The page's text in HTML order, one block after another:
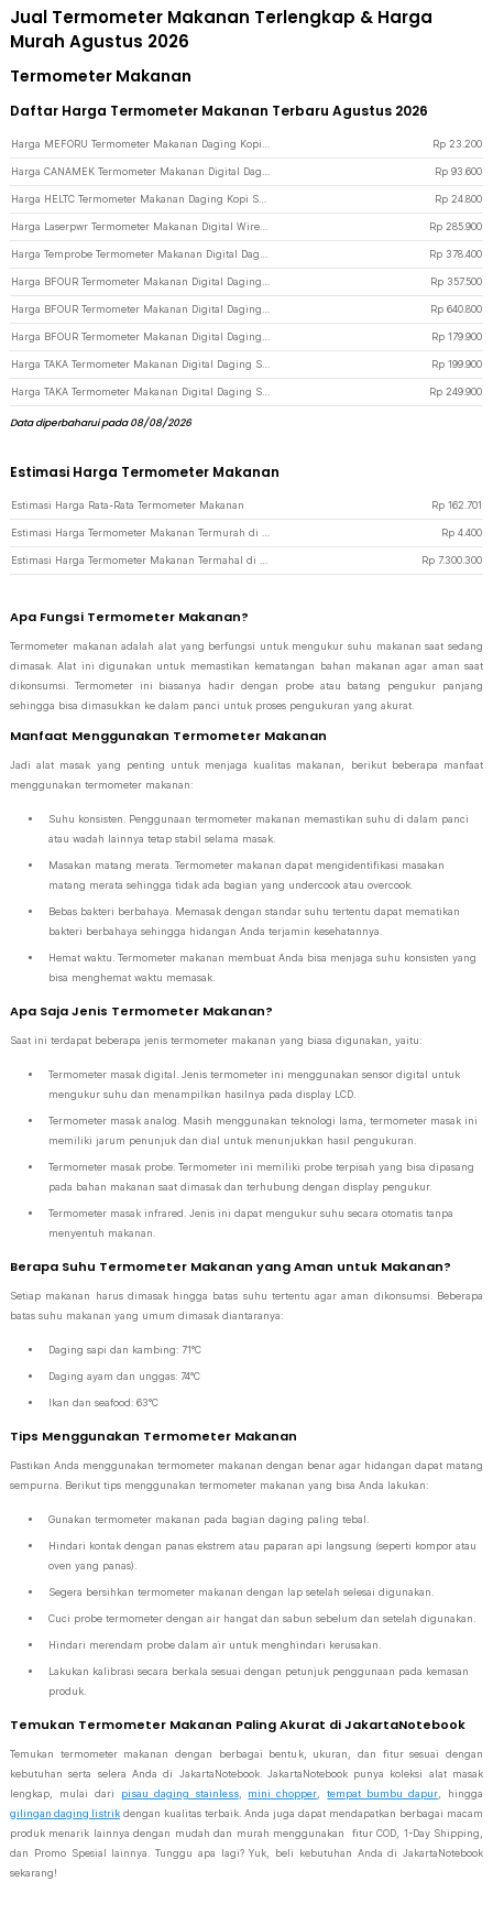
Jual Termometer Makanan Terlengkap & Harga
Murah Agustus 2026
Termometer Makanan
Daftar Harga Termometer Makanan Terbaru Agustus 2026
Rp 23.200
Rp 93.600
Rp 24.800
Rp 285.900
Rp 378.400
Rp 357.500
Rp 640.800
Rp 179.900
Rp 199.900
Rp 249.900
Data diperbaharui pada 08/08/2026
Estimasi Harga Termometer Makanan
Estimasi Harga Rata-Rata Termometer Makanan Rp 162.701
Rp 4.400
Rp 7.300.300
Apa Fungsi Termometer Makanan?
Termometer makanan adalah alat yang berfungsi untuk mengukur suhu makanan saat sedang
dimasak. Alat ini digunakan untuk memastikan kematangan bahan makanan agar aman saat
dikonsumsi. Termometer ini biasanya hadir dengan probe atau batang pengukur panjang
sehingga bisa dimasukkan ke dalam panci untuk proses pengukuran yang akurat.
Manfaat Menggunakan Termometer Makanan
Jadi alat masak yang penting untuk menjaga kualitas makanan, berikut beberapa manfaat
menggunakan termometer makanan:
Suhu konsisten. Penggunaan termometer makanan memastikan suhu di dalam panci
atau wadah lainnya tetap stabil selama masak.
Masakan matang merata. Termometer makanan dapat mengidentifikasi masakan
matang merata sehingga tidak ada bagian yang undercook atau overcook.
Bebas bakteri berbahaya. Memasak dengan standar suhu tertentu dapat mematikan
bakteri berbahaya sehingga hidangan Anda terjamin kesehatannya.
Hemat waktu. Termometer makanan membuat Anda bisa menjaga suhu konsisten yang
bisa menghemat waktu memasak.
Apa Saja Jenis Termometer Makanan?
Saat ini terdapat beberapa jenis termometer makanan yang biasa digunakan, yaitu:
Termometer masak digital. Jenis termometer ini menggunakan sensor digital untuk
mengukur suhu dan menampilkan hasilnya pada display LCD.
Termometer masak analog. Masih menggunakan teknologi lama, termometer masak ini
memiliki jarum penunjuk dan dial untuk menunjukkan hasil pengukuran.
Termometer masak probe. Termometer ini memiliki probe terpisah yang bisa dipasang
pada bahan makanan saat dimasak dan terhubung dengan display pengukur.
Termometer masak infrared. Jenis ini dapat mengukur suhu secara otomatis tanpa
menyentuh makanan.
Berapa Suhu Termometer Makanan yang Aman untuk Makanan?
Setiap makanan harus dimasak hingga batas suhu tertentu agar aman dikonsumsi. Beberapa
batas suhu makanan yang umum dimasak diantaranya:
Daging sapi dan kambing: 71°C
Daging ayam dan unggas: 74°C
Ikan dan seafood: 63°C
Tips Menggunakan Termometer Makanan
Pastikan Anda menggunakan termometer makanan dengan benar agar hidangan dapat matang
sempurna. Berikut tips menggunakan termometer makanan yang bisa Anda lakukan:
Gunakan termometer makanan pada bagian daging paling tebal.
Hindari kontak dengan panas ekstrem atau paparan api langsung (seperti kompor atau
oven yang panas).
Segera bersihkan termometer makanan dengan lap setelah selesai digunakan.
Cuci probe termometer dengan air hangat dan sabun sebelum dan setelah digunakan.
Hindari merendam probe dalam air untuk menghindari kerusakan.
Lakukan kalibrasi secara berkala sesuai dengan petunjuk penggunaan pada kemasan
produk.
Temukan Termometer Makanan Paling Akurat di JakartaNotebook
Temukan termometer makanan dengan berbagai bentuk, ukuran, dan fitur sesuai dengan
kebutuhan serta selera Anda di JakartaNotebook. JakartaNotebook punya koleksi alat masak
lengkap, mulai dari
pisau daging stainless, mini chopper ,tempat bumbu dapur , hingga
gilingan daging listrik dengan kualitas terbaik. Anda juga dapat mendapatkan berbagai macam
produk menarik lainnya dengan mudah dan murah menggunakan fitur COD, 1-Day Shipping,
dan Promo Spesial lainnya. Tunggu apa lagi? Yuk, beli kebutuhan Anda di JakartaNotebook
sekarang!